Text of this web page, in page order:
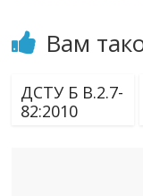
Вам
ДСТУ Б В.2.7-
82:2010